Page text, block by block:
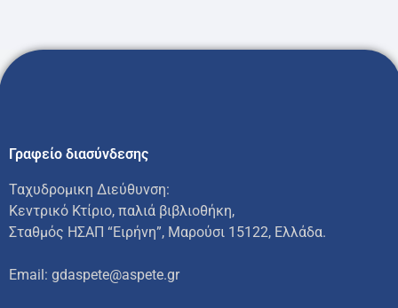
Γραφείο διασύνδεσης
Ταχυδρομικη Διεύθυνση:
Κεντρικό Κτίριο, παλιά βιβλιοθήκη,
Σταθμός ΗΣΑΠ “Ειρήνη”, Μαρούσι 15122, Ελλάδα.
Email: gdaspete@aspete.gr